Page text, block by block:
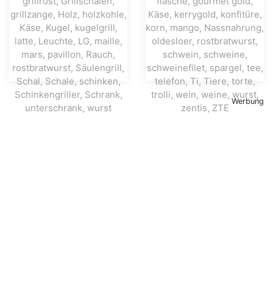
Werbung